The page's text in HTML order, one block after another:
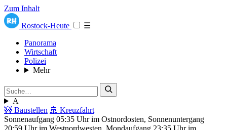
Zum Inhalt
Rostock-Heute
☰
Panorama
Wirtschaft
Polizei
Mehr
A
🚧 Baustellen 🚢 Kreuzfahrt
Sonnenaufgang 05:35 Uhr im Ostnordosten, Sonnenuntergang
20:59 Uhr im Westnordwesten. Mondaufgang 23:35 Uhr im